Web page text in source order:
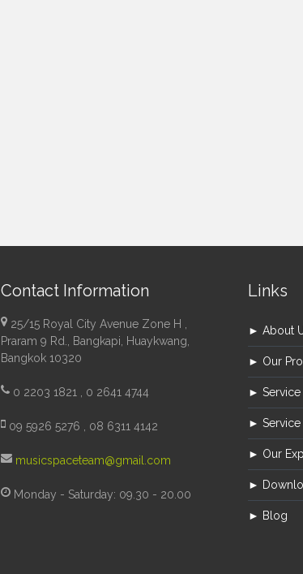
Contact Information
25/15 Royal City Avenue Zone H ,
Praram 9 Rd., Bangkapi, Huaykwang,
Bangkok 10320
0 2203 1821 , 0 2641 4744
09 5926 5276 , 08 6311 4142
musicspaceteam@gmail.com
Monday - Saturday: 09.30 - 20.00
Links
► About
► Our
► Service
► Service
► Our
►
► Blog